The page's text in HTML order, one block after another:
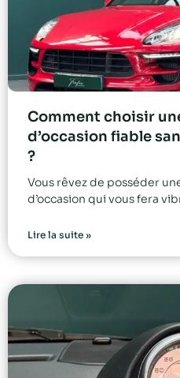
Comment choisir
d’occasion fiable
?
Vous rêvez de posséder
d’occasion qui vous fera
Lire la suite »